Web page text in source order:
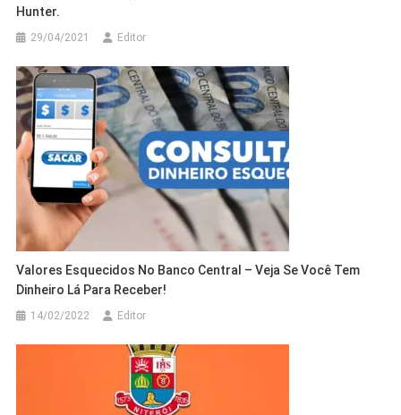
Hunter.
29/04/2021 Editor
Valores Esquecidos No Banco Central – Veja Se Você Tem
Dinheiro Lá Para Receber!
14/02/2022 Editor